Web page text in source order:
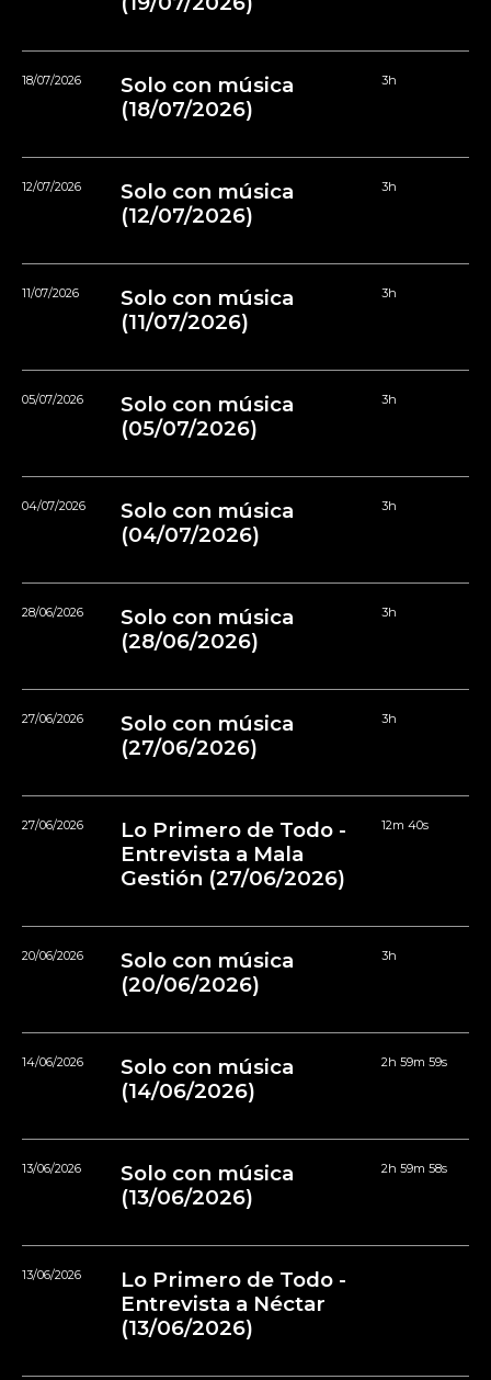
18/07/2026
Solo con música
(18/07/2026)
3h
12/07/2026
Solo con música
(12/07/2026)
3h
11/07/2026
Solo con música
(11/07/2026)
3h
05/07/2026
Solo con música
(05/07/2026)
3h
04/07/2026
Solo con música
(04/07/2026)
3h
28/06/2026
Solo con música
(28/06/2026)
3h
27/06/2026
Solo con música
(27/06/2026)
3h
27/06/2026
Lo Primero de Todo -
Entrevista a Mala
Gestión (27/06/2026)
12m 40s
20/06/2026
Solo con música
(20/06/2026)
3h
14/06/2026
Solo con música
(14/06/2026)
2h 59m 59s
13/06/2026
Solo con música
(13/06/2026)
2h 59m 58s
13/06/2026
Lo Primero de Todo -
Entrevista a Néctar
(13/06/2026)